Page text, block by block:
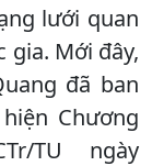
lưới quan
Mới đây,
đã ban
Chương
TU ngày